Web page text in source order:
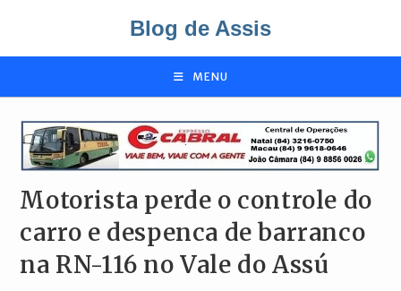
o
Blog de Assis
MENU
Motorista perde o controle do
carro e despenca de barranco
na RN-116 no Vale do Assú